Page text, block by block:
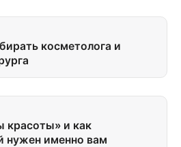
косметолога и
красоты» и как
нужен именно вам